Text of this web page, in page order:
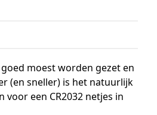
moest worden gezet en
(en sneller) is het natuurlijk
een CR2032 netjes in